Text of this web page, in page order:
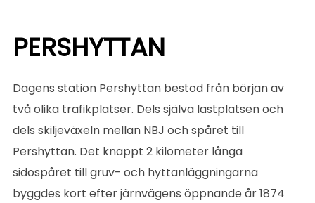
PERSHYTTAN
Dagens station Pershyttan bestod från början av
två olika trafikplatser. Dels själva lastplatsen och
dels skiljeväxeln mellan NBJ och spåret till
Pershyttan. Det knappt 2 kilometer långa
sidospåret till gruv- och hyttanläggningarna
byggdes kort efter järnvägens öppnande år 1874